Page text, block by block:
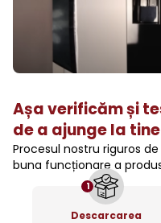
Așa verificăm și
de a ajunge la
Procesul nostru riguros
buna funcționare a
1
Descarcarea